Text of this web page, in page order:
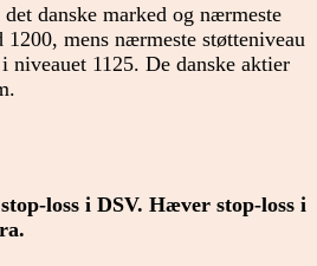
danske marked og nærmeste
1200, mens nærmeste støtteniveau
niveauet 1125. De danske aktier
loss i DSV. Hæver stop-loss i